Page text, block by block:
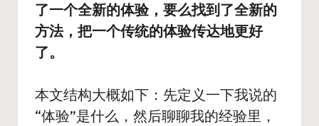
了一个全新的体验，要么找到了全新的
方法，把一个传统的体验传达地更好
了。
本文结构大概如下：先定义一下我说的
“体验”是什么，然后聊聊我的经验里，